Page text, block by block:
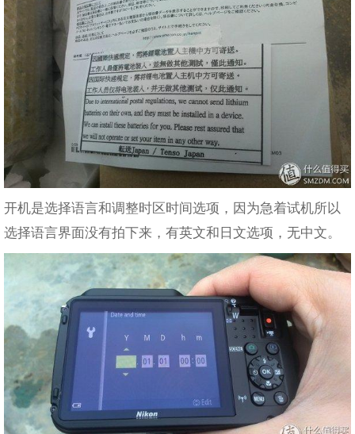
开机是选择语言和调整时区时间选项，因为急着试机所以
选择语言界面没有拍下来，有英文和日文选项，无中文。